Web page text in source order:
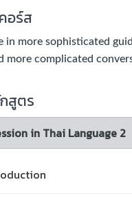
อร์ส
sophisticated
more complicated
สูตร
in Thai Language 2